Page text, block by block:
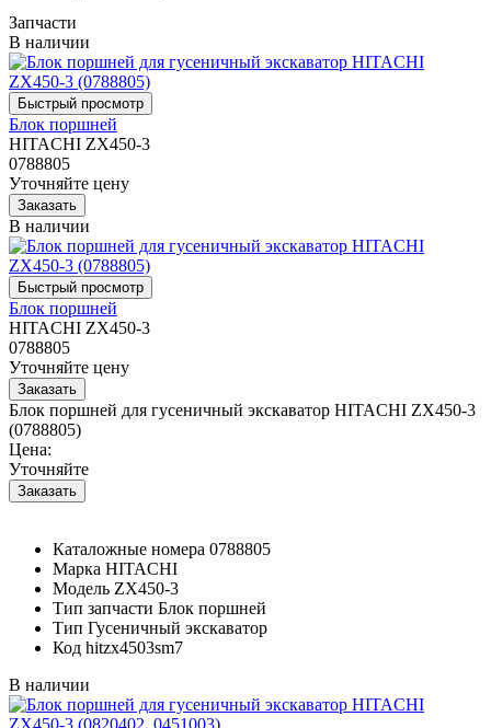
Запчасти
В наличии
Блок поршней
HITACHI ZX450-3
0788805
Уточняйте цену
В наличии
Блок поршней
HITACHI ZX450-3
0788805
Уточняйте цену
Блок поршней для гусеничный экскаватор HITACHI ZX450-3
(0788805)
Цена:
Уточняйте
Каталожные номера 0788805
Марка HITACHI
Модель ZX450-3
Тип запчасти Блок поршней
Тип Гусеничный экскаватор
Код hitzx4503sm7
В наличии